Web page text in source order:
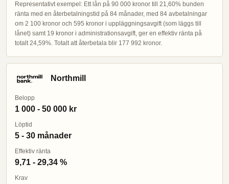
Representativt exempel: Ett lån på 90 000 kronor till 21,60% bunden
ränta med en återbetalningstid på 84 månader, med 84 avbetalningar
om 2 100 kronor och 595 kronor i uppläggningsavgift (som läggs till
lånet) samt 19 kronor i administrationsavgift, ger en effektiv ränta på
totalt 24,59%. Totalt att återbetala blir 177 992 kronor.
Northmill
Belopp
1 000 - 50 000 kr
Löptid
5 - 30 månader
Effektiv ränta
9,71 - 29,34 %
Krav